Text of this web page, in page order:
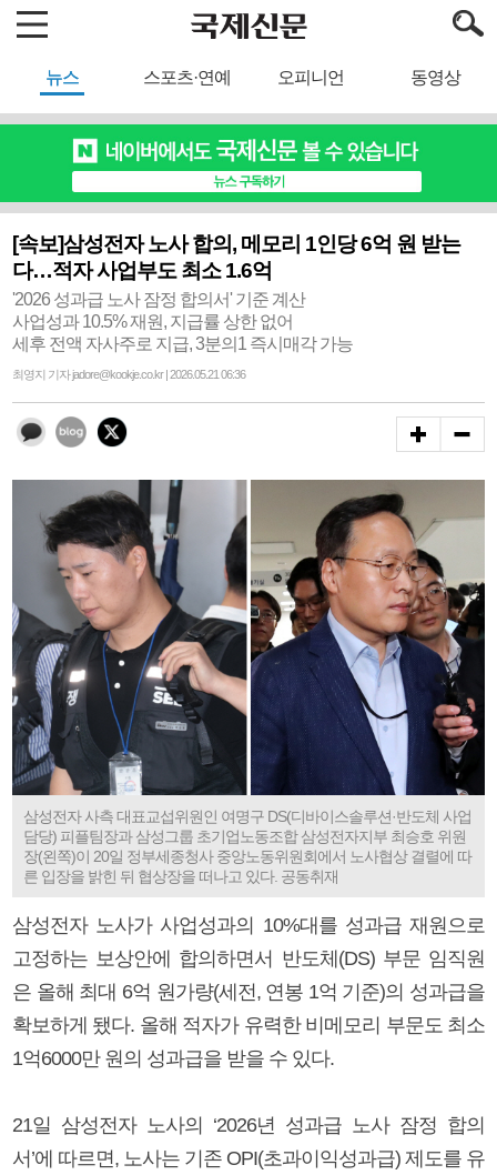
뉴스 스포츠·연예 오피니언 동영상
[속보]삼성전자 노사 합의, 메모리 1인당 6억 원 받는
다…적자 사업부도 최소 1.6억
'2026 성과급 노사 잠정 합의서' 기준 계산
사업성과 10.5% 재원, 지급률 상한 없어
세후 전액 자사주로 지급, 3분의1 즉시매각 가능
최영지 기자 jadore@kookje.co.kr | 2026.05.21 06:36
삼성전자 사측 대표교섭위원인 여명구 DS(디바이스솔루션·반도체 사업
담당) 피플팀장과 삼성그룹 초기업노동조합 삼성전자지부 최승호 위원
장(왼쪽)이 20일 정부세종청사 중앙노동위원회에서 노사협상 결렬에 따
른 입장을 밝힌 뒤 협상장을 떠나고 있다. 공동취재
삼성전자 노사가 사업성과의 10%대를 성과급 재원으로
고정하는 보상안에 합의하면서 반도체(DS) 부문 임직원
은 올해 최대 6억 원가량(세전, 연봉 1억 기준)의 성과급을
확보하게 됐다. 올해 적자가 유력한 비메모리 부문도 최소
1억6000만 원의 성과급을 받을 수 있다.
21일 삼성전자 노사의 ‘2026년 성과급 노사 잠정 합의
서’에 따르면, 노사는 기존 OPI(초과이익성과급) 제도를 유